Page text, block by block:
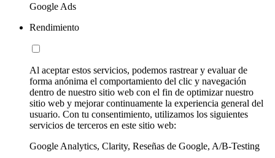
Google Ads
Rendimiento
Al aceptar estos servicios, podemos rastrear y evaluar de
forma anónima el comportamiento del clic y navegación
dentro de nuestro sitio web con el fin de optimizar nuestro
sitio web y mejorar continuamente la experiencia general del
usuario. Con tu consentimiento, utilizamos los siguientes
servicios de terceros en este sitio web:
Google Analytics, Clarity, Reseñas de Google, A/B-Testing